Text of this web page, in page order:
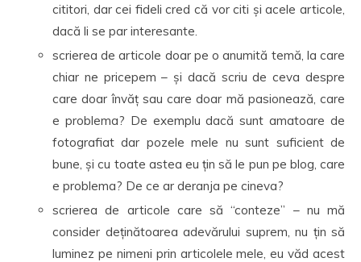
cititori, dar cei fideli cred că vor citi și acele articole,
dacă li se par interesante.
scrierea de articole doar pe o anumită temă, la care
chiar ne pricepem – și dacă scriu de ceva despre
care doar învăț sau care doar mă pasionează, care
e problema? De exemplu dacă sunt amatoare de
fotografiat dar pozele mele nu sunt suficient de
bune, și cu toate astea eu țin să le pun pe blog, care
e problema? De ce ar deranja pe cineva?
scrierea de articole care să “conteze” – nu mă
consider deținătoarea adevărului suprem, nu țin să
luminez pe nimeni prin articolele mele, eu văd acest